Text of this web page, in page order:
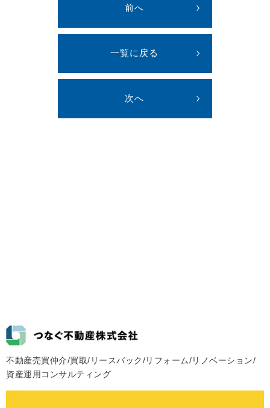
前へ
一覧に戻る
次へ
不動産売買仲介/買取/リースバック/リフォーム/リノベーション/
資産運用コンサルティング